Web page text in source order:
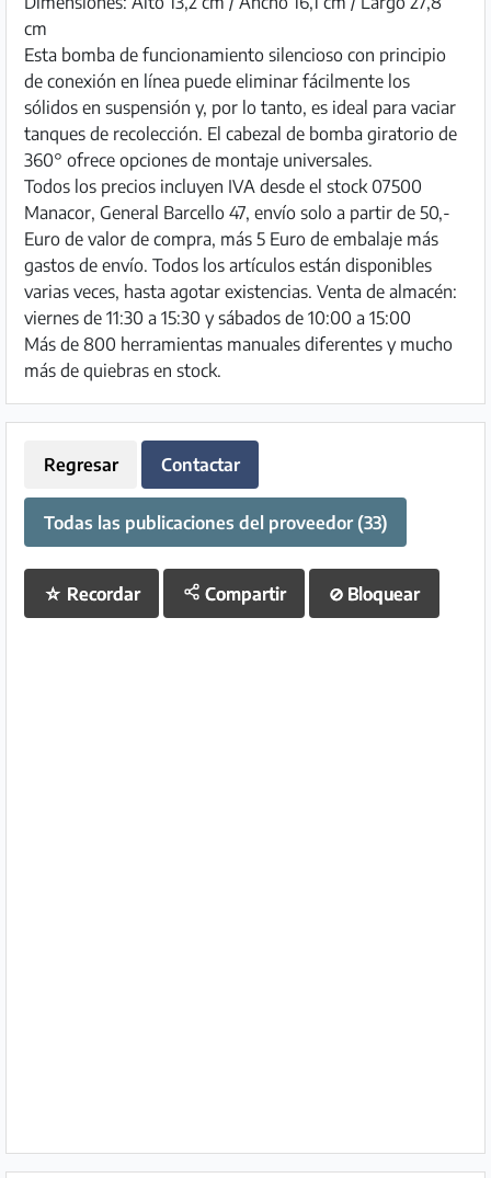
cm
Esta bomba de funcionamiento silencioso con principio
de conexión en línea puede eliminar fácilmente los
sólidos en suspensión y, por lo tanto, es ideal para vaciar
tanques de recolección. El cabezal de bomba giratorio de
360° ofrece opciones de montaje universales.
Todos los precios incluyen IVA desde el stock 07500
Manacor, General Barcello 47, envío solo a partir de 50,-
Euro de valor de compra, más 5 Euro de embalaje más
gastos de envío. Todos los artículos están disponibles
varias veces, hasta agotar existencias. Venta de almacén:
viernes de 11:30 a 15:30 y sábados de 10:00 a 15:00
Más de 800 herramientas manuales diferentes y mucho
más de quiebras en stock.
Regresar Contactar
Todas las publicaciones del proveedor (33)
☆ Recordar Compartir ⊘ Bloquear